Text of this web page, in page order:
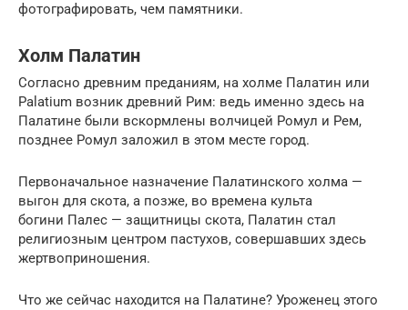
фотографировать, чем памятники.
Холм Палатин
Согласно древним преданиям, на холме Палатин или
Palatium возник древний Рим: ведь именно здесь на
Палатине были вскормлены волчицей Ромул и Рем,
позднее Ромул заложил в этом месте город.
Первоначальное назначение Палатинского холма —
выгон для скота, а позже, во времена культа
богини Палес — защитницы скота, Палатин стал
религиозным центром пастухов, совершавших здесь
жертвоприношения.
Что же сейчас находится на Палатине? Уроженец этого